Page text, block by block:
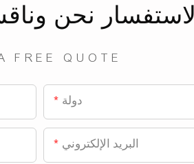
نحن
FREE QUOTE
دولة
البريد الإلكتروني